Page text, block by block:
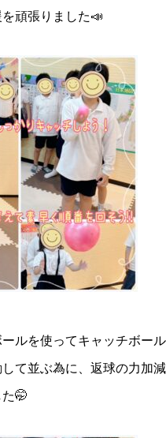
頑張りました📣
ルを使ってキャッチボー
て並ぶ為に、返球の力加
🤭